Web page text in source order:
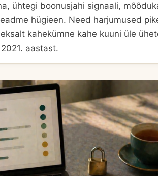
ühtegi boonusjahi signaali,
hügieen. Need harjumused
kahekümne kahe kuuni üle
aastast.